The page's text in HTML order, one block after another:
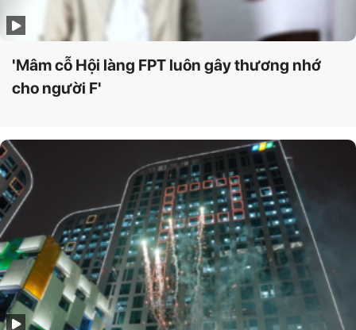
'Mâm cỗ Hội làng FPT luôn gây thương nhớ
cho người F'